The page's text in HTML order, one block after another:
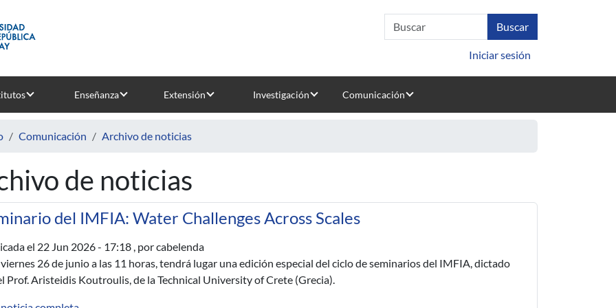
Iniciar sesión
Enseñanza Extensión Investigación Comunicación
Comunicación Archivo de noticias
de noticias
del IMFIA: Water Challenges Across Scales
el 22 Jun 2026 - 17:18 , por cabelenda
26 de junio a las 11 horas, tendrá lugar una edición especial del ciclo de seminarios del IMFIA, dictado
Prof. Aristeidis Koutroulis, de la Technical University of Crete (Grecia).